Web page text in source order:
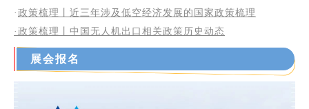
· 政策梳理丨近三年涉及低空经济发展的国家政策梳理
· 政策梳理丨中国无人机出口相关政策历史动态
展会报名